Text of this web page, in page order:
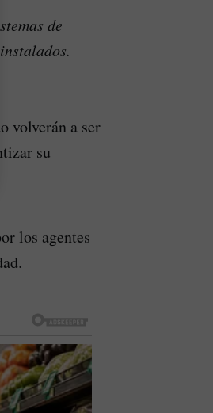
de
volverán a ser
su
los agentes